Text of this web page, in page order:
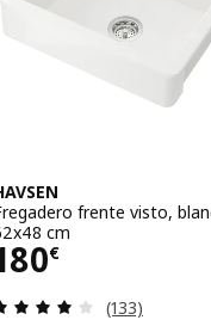
frente visto,
cm
€ 180€
Revisa: 3.9
(133)